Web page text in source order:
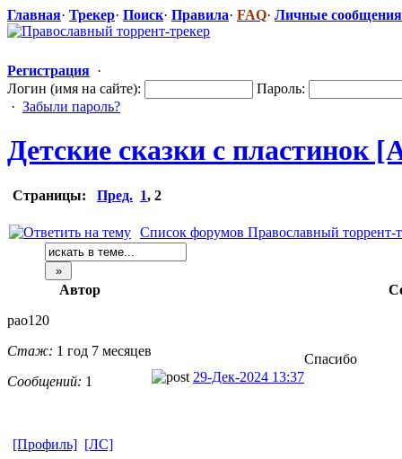
Главная· Трекер· Поиск· Правила· FAQ· Личные сообщения
Регистрация ·
Логин (имя на сайте):
Пароль:
· Забыли пароль?
Детские сказки с пластинок
Страницы: Пред. 1, 2
Список форумов Православный торрент-
Автор
pao120
Стаж: 1 год 7 месяцев
Сообщений: 1 29-Дек-2024 13:37
Спасибо
[Профиль] [ЛС]